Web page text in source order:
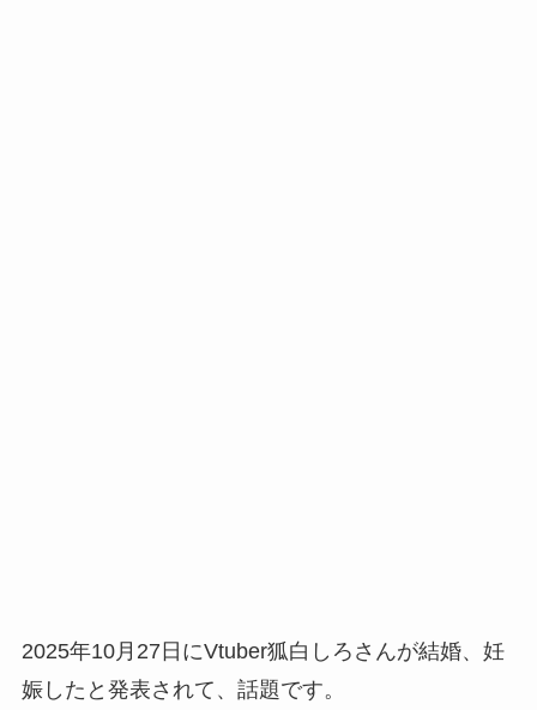
2025年10月27日にVtuber狐白しろさんが結婚、妊
娠したと発表されて、話題です。